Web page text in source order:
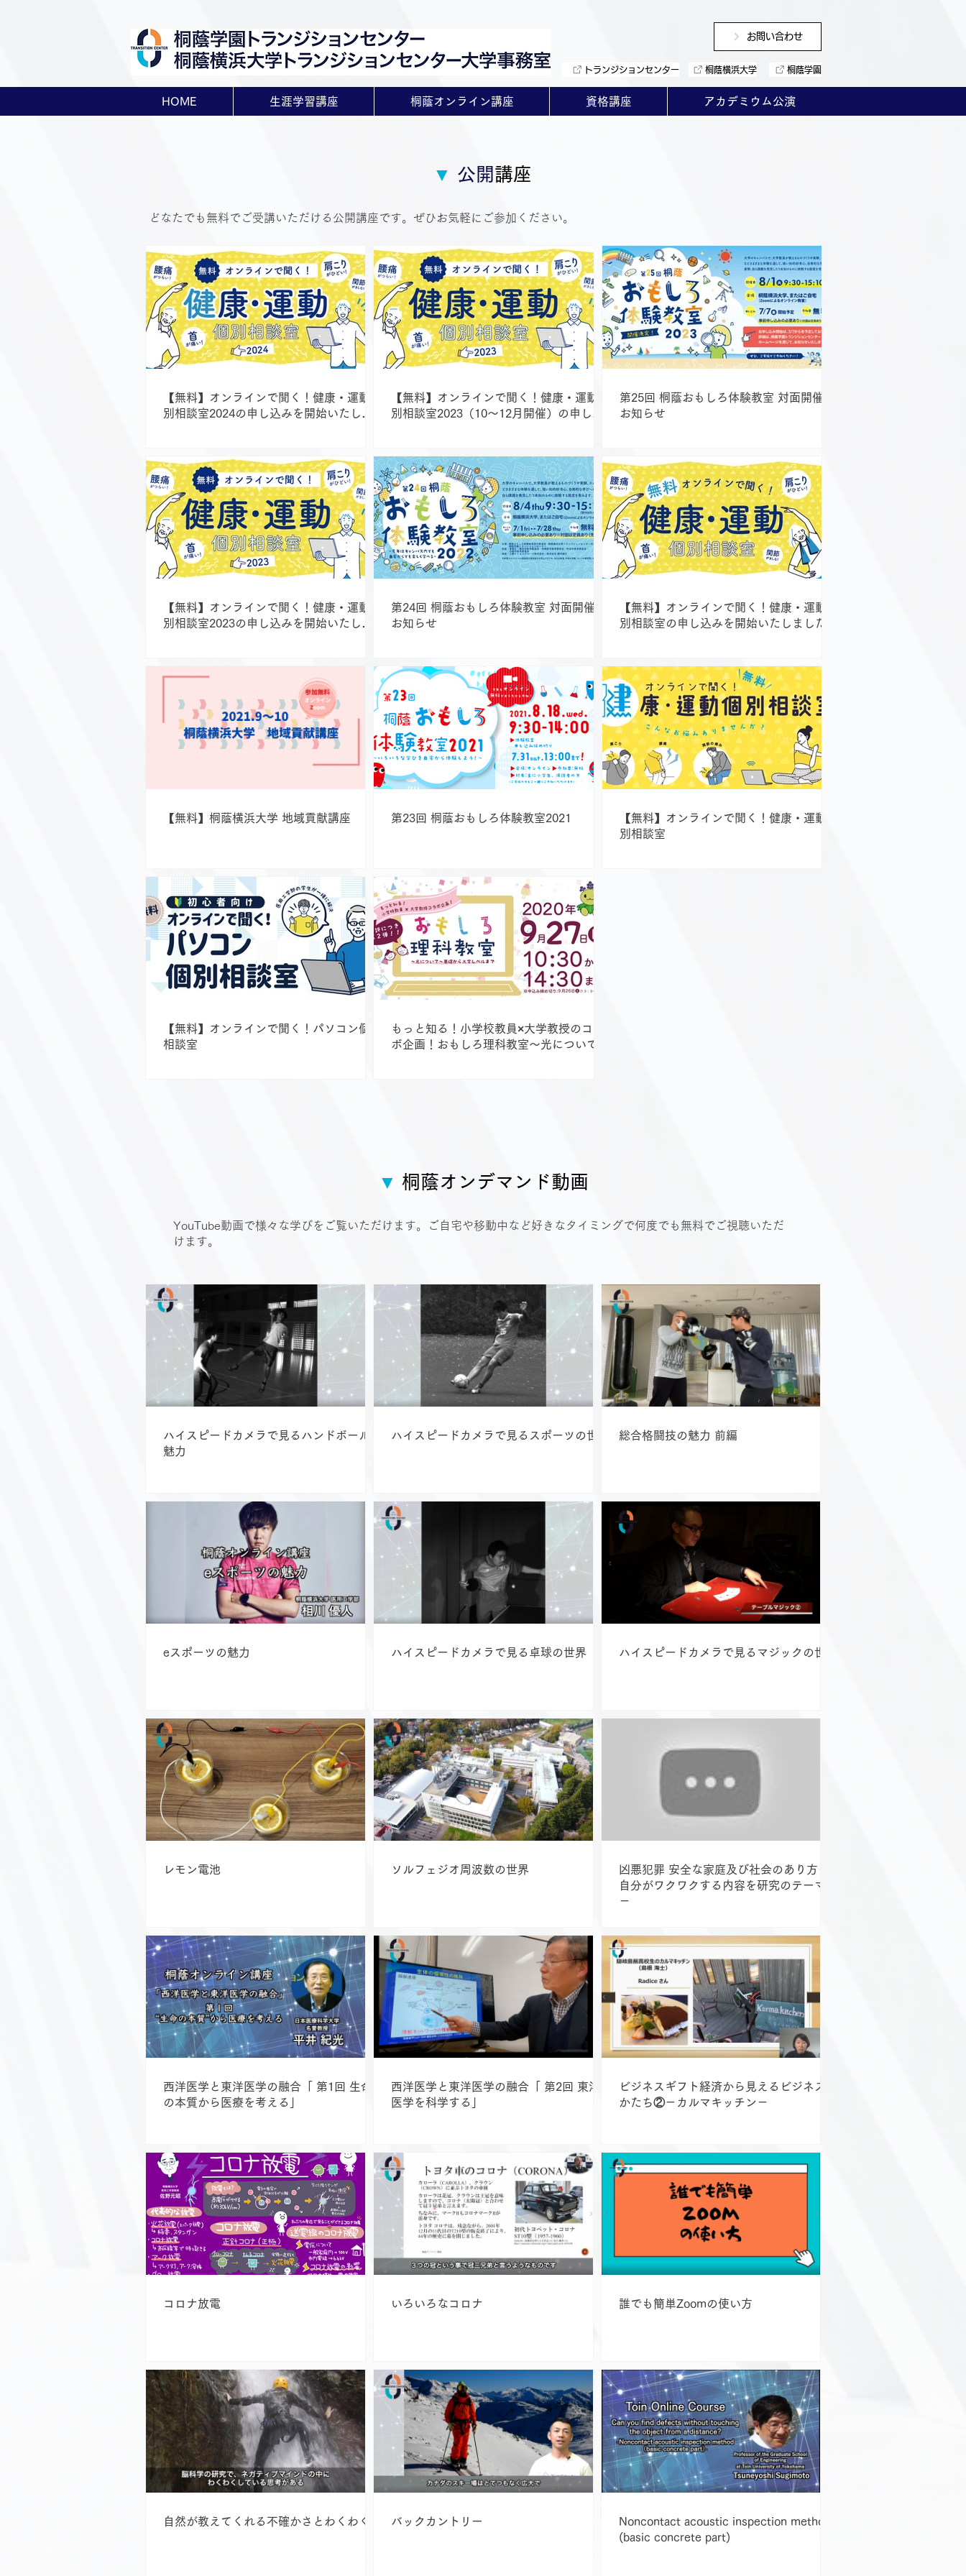
お問い合わせ
トランジションセンター 桐蔭横浜大学 桐蔭学園
HOME 生涯学習講座 桐蔭オンライン講座 資格講座 アカデミウム公演
▼ 公開講座
どなたでも無料でご受講いただける公開講座です。ぜひお気軽にご参加ください。
【無料】オンラインで聞く！健康・運動個
別相談室2024の申し込みを開始いたしま
【無料】オンラインで聞く！健康・運動個
別相談室2023（10～12月開催）の申し込
第25回 桐蔭おもしろ体験教室 対面開催の
お知らせ
【無料】オンラインで聞く！健康・運動個
別相談室2023の申し込みを開始いたしま
第24回 桐蔭おもしろ体験教室 対面開催の
お知らせ
【無料】オンラインで聞く！健康・運動個
別相談室の申し込みを開始いたしました
【無料】桐蔭横浜大学 地域貢献講座 第23回 桐蔭おもしろ体験教室2021
【無料】オンラインで聞く！健康・運動個
別相談室
【無料】オンラインで聞く！パソコン個別
相談室
もっと知る！小学校教員×大学教授のコラ
ボ企画！おもしろ理科教室～光について～
▼ 桐蔭オンデマンド動画
YouTube動画で様々な学びをご覧いただけます。ご自宅や移動中など好きなタイミングで何度でも無料でご視聴いただ
けます。
ハイスピードカメラで見るハンドボールの
魅力
ハイスピードカメラで見るスポーツの世界 総合格闘技の魅力 前編
eスポーツの魅力 ハイスピードカメラで見る卓球の世界 ハイスピードカメラで見るマジックの世界
レモン電池 ソルフェジオ周波数の世界
凶悪犯罪 安全な家庭及び社会のあり方－
自分がワクワクする内容を研究のテーマに
－
西洋医学と東洋医学の融合「 第1回 生命
の本質から医療を考える」
西洋医学と東洋医学の融合「 第2回 東洋
医学を科学する」
ビジネスギフト経済から見えるビジネスの
かたち②－カルマキッチン－
コロナ放電 いろいろなコロナ 誰でも簡単Zoomの使い方
自然が教えてくれる不確かさとわくわく バックカントリー
Noncontact acoustic inspection method
(basic concrete part)